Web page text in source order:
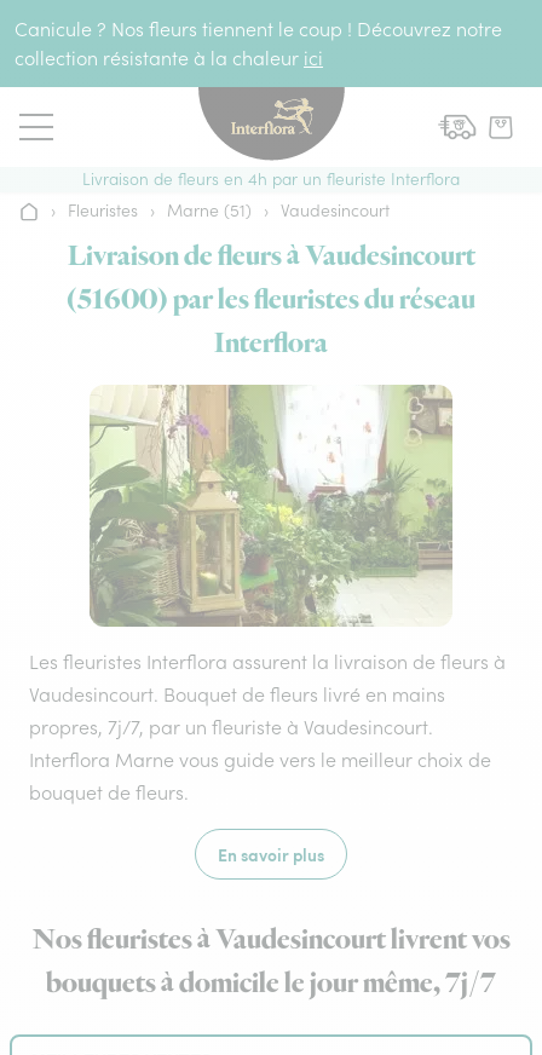
Canicule ? Nos fleurs tiennent le coup ! Découvrez notre
collection résistante à la chaleur ici
Livraison de fleurs en 4h par un fleuriste Interflora
Accueil
› Fleuristes › Marne (51) › Vaudesincourt
Livraison de fleurs à Vaudesincourt
(51600) par les fleuristes du réseau
Interflora
Les fleuristes Interflora assurent la livraison de fleurs à
Vaudesincourt. Bouquet de fleurs livré en mains
propres, 7j/7, par un fleuriste à Vaudesincourt.
Interflora Marne vous guide vers le meilleur choix de
bouquet de fleurs.
En savoir plus
Nos fleuristes à Vaudesincourt livrent vos
bouquets à domicile le jour même, 7j/7